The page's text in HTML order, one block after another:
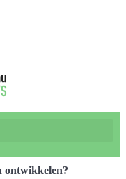
ontwikkelen?